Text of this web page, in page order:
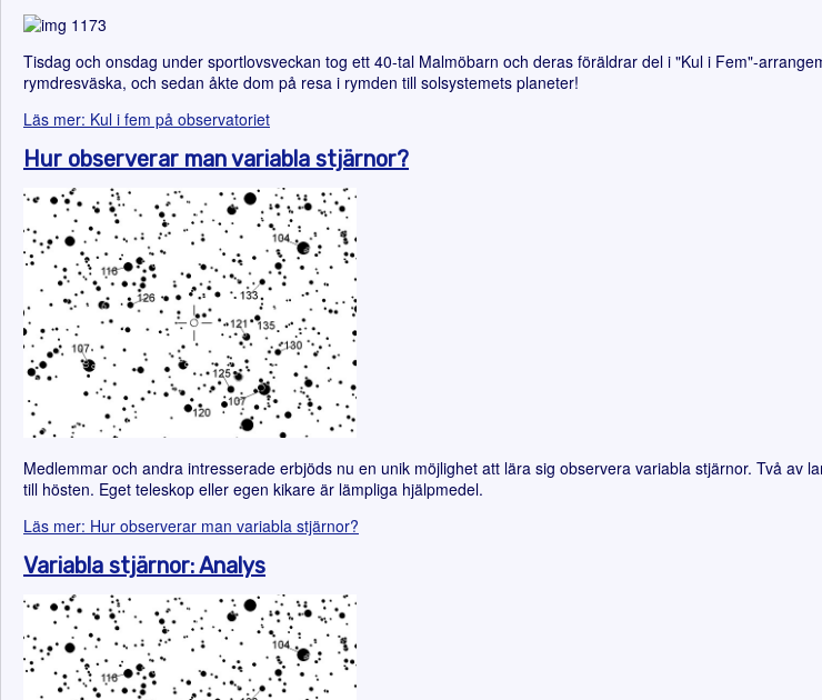
Tisdag och onsdag under sportlovsveckan tog ett 40-tal Malmöbarn och deras föräldrar del i "Kul i Fem"-
rymdresväska, och sedan åkte dom på resa i rymden till solsystemets planeter!
Läs mer: Kul i fem på observatoriet
Hur observerar man variabla stjärnor?
Medlemmar och andra intresserade erbjöds nu en unik möjlighet att lära sig observera variabla stjärnor. Två
till hösten. Eget teleskop eller egen kikare är lämpliga hjälpmedel.
Läs mer: Hur observerar man variabla stjärnor?
Variabla stjärnor: Analys